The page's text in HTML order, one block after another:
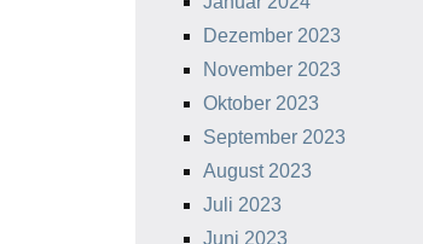
Dezember 2023
November 2023
Oktober 2023
September 2023
August 2023
Juli 2023
Juni 2023